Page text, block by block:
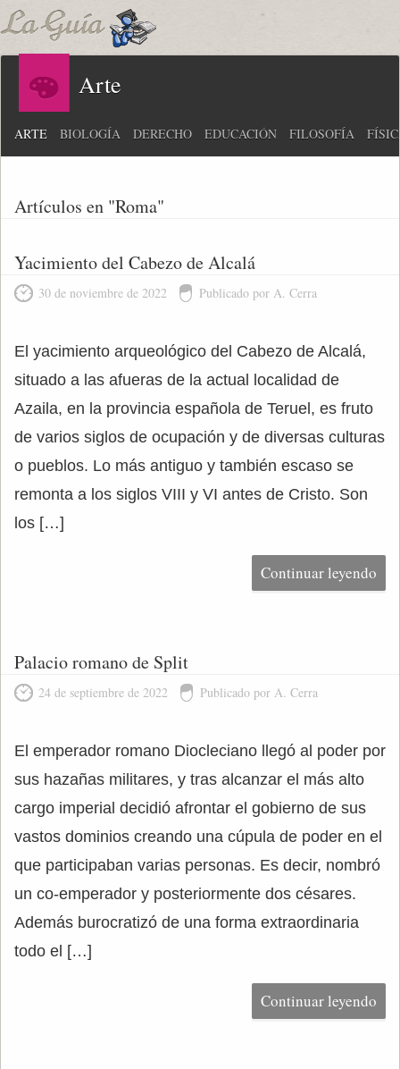
Arte
ARTE BIOLOGÍA DERECHO EDUCACIÓN FILOSOFÍA
Artículos en "Roma"
Yacimiento del Cabezo de Alcalá
30 de noviembre de 2022 Publicado por A. Cerra
El yacimiento arqueológico del Cabezo de Alcalá,
situado a las afueras de la actual localidad de
Azaila, en la provincia española de Teruel, es fruto
de varios siglos de ocupación y de diversas culturas
o pueblos. Lo más antiguo y también escaso se
remonta a los siglos VIII y VI antes de Cristo. Son
los […]
Continuar leyendo
Palacio romano de Split
24 de septiembre de 2022 Publicado por A. Cerra
El emperador romano Diocleciano llegó al poder por
sus hazañas militares, y tras alcanzar el más alto
cargo imperial decidió afrontar el gobierno de sus
vastos dominios creando una cúpula de poder en el
que participaban varias personas. Es decir, nombró
un co-emperador y posteriormente dos césares.
Además burocratizó de una forma extraordinaria
todo el […]
Continuar leyendo